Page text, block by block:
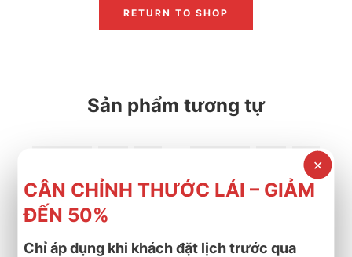
RETURN TO SHOP
Sản phẩm tương tự
bridgestone lốp xe mới nhất turanza
LỐP XE BRIDGESTONE 205/55R16 TURANZA T06
2.700.000₫ 2.350.000₫
Cần nhận báo giá mới
nhất? Nhấn vào đây để
bridgestone lốp xe mới nhất
LỐP XE BRIDGESTONE
2.916.000 ₫ 2.600.000
✕
CÂN CHỈNH THƯỚC LÁI – GIẢM
ĐẾN 50%
Chỉ áp dụng khi khách đặt lịch trước qua